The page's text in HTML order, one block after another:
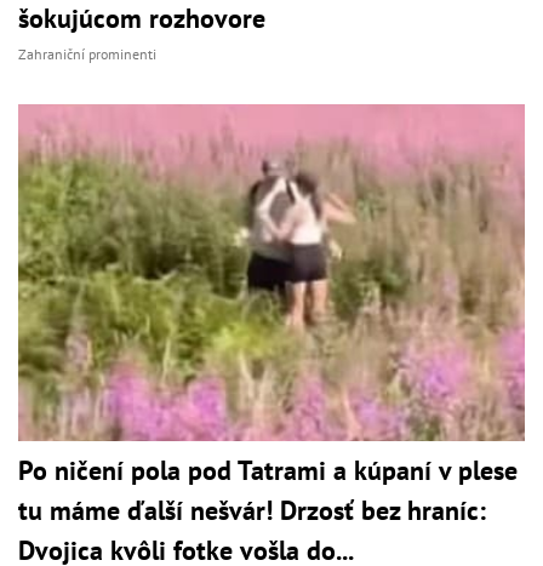
šokujúcom rozhovore
Zahraniční prominenti
Po ničení pola pod Tatrami a kúpaní v plese
tu máme ďalší nešvár! Drzosť bez hraníc:
Dvojica kvôli fotke vošla do...